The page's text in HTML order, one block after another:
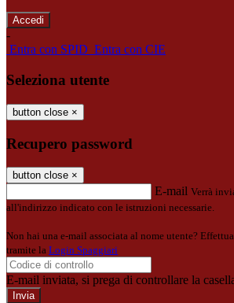
-
Entra con SPID Entra con CIE
Seleziona utente
button close ×
Recupero password
button close ×
E-mail Verrà
all'indirizzo indicato con le istruzioni necessarie.
Non hai una e-mail associata al nome utente?
tramite la Login Spaggiari
E-mail inviata, si prega di controllare la